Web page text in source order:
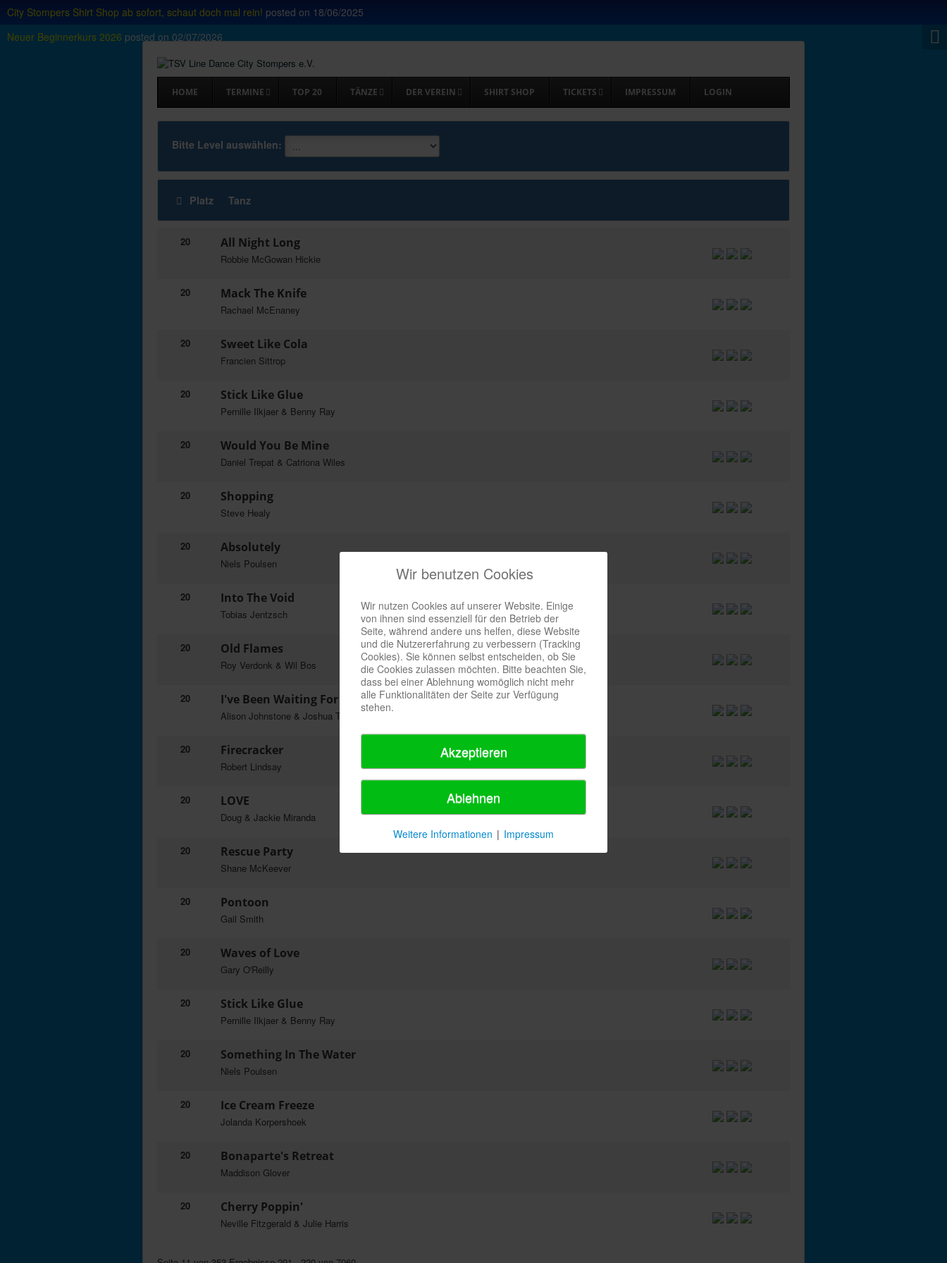
City Stompers Shirt Shop ab sofort, schaut doch mal rein! posted on 18/06/2025
Neuer Beginnerkurs 2026 posted on 02/07/2026
HOME TERMINE TOP 20 TÄNZE DER VEREIN SHIRT SHOP TICKETS IMPRESSUM LOGIN
Bitte Level auswählen:
Platz Tanz
20 All Night Long
Robbie McGowan Hickie
20 Mack The Knife
Rachael McEnaney
20 Sweet Like Cola
Francien Sittrop
20 Stick Like Glue
Pernille Ilkjaer & Benny Ray
20 Would You Be Mine
Daniel Trepat & Catriona Wiles
20 Shopping
Steve Healy
20 Absolutely
Niels Poulsen
20 Into The Void
Tobias Jentzsch
20 Old Flames
Roy Verdonk & Wil Bos
20 I've Been Waiting For You
Alison Johnstone & Joshua Talbot
20 Firecracker
Robert Lindsay
20 LOVE
Doug & Jackie Miranda
20 Rescue Party
Shane McKeever
20 Pontoon
Gail Smith
20 Waves of Love
Gary O'Reilly
20 Stick Like Glue
Pernille Ilkjaer & Benny Ray
20 Something In The Water
Niels Poulsen
20 Ice Cream Freeze
Jolanda Korpershoek
20 Bonaparte's Retreat
Maddison Glover
20 Cherry Poppin'
Neville Fitzgerald & Julie Harris
Wir benutzen Cookies
Wir nutzen Cookies auf unserer Website. Einige
von ihnen sind essenziell für den Betrieb der
Seite, während andere uns helfen, diese Website
und die Nutzererfahrung zu verbessern (Tracking
Cookies). Sie können selbst entscheiden, ob Sie
die Cookies zulassen möchten. Bitte beachten Sie,
dass bei einer Ablehnung womöglich nicht mehr
alle Funktionalitäten der Seite zur Verfügung
stehen.
Akzeptieren
Ablehnen
Weitere Informationen | Impressum